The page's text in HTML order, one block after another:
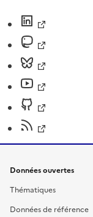
Données ouvertes
Thématiques
Données de référence